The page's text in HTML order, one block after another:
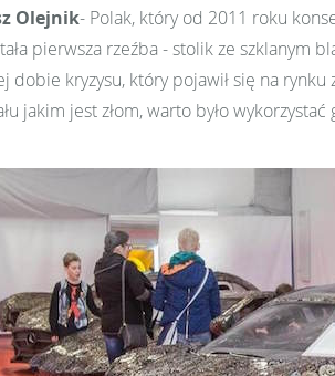
Olejnik- Polak, który od 2011 roku
pierwsza rzeźba - stolik ze szklanym
dobie kryzysu, który pojawił się na
jakim jest złom, warto było wykorzystać